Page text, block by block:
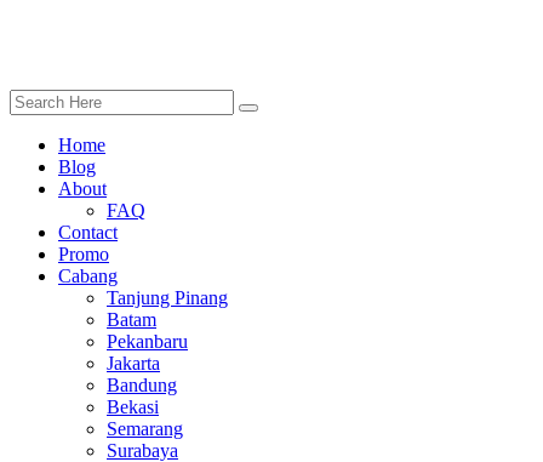
Home
Blog
About
FAQ
Contact
Promo
Cabang
Tanjung Pinang
Batam
Pekanbaru
Jakarta
Bandung
Bekasi
Semarang
Surabaya